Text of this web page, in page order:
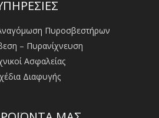
Πυροσβεστήρων
– Πυρανίχνευση
Ασφαλείας
Διαφυγής